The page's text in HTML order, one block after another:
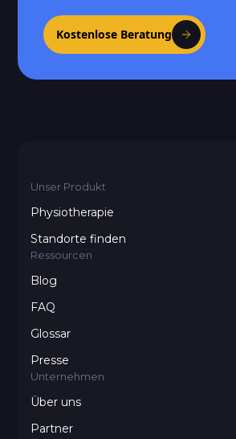
Kostenlose Beratung
Unser Produkt
Physiotherapie
Standorte finden
Ressourcen
Blog
FAQ
Glossar
Presse
Unternehmen
Über uns
Partner